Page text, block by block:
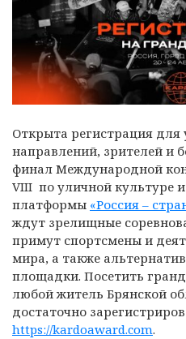
Открыта регистрация для
направлений, зрителей и
финал Международной
VIII по уличной культуре
платформы «Россия –
ждут зрелищные
примут спортсмены и
мира, а также
площадки. Посетить
любой житель Брянской
достаточно
https://kardoaward.com.